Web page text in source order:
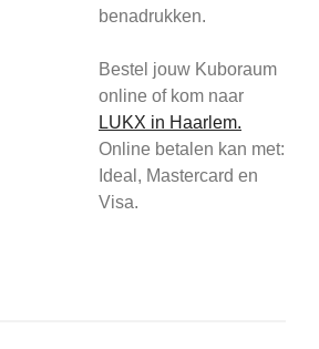
benadrukken.
Bestel jouw Kuboraum
online of kom naar
LUKX in Haarlem.
Online betalen kan met:
Ideal, Mastercard en
Visa.